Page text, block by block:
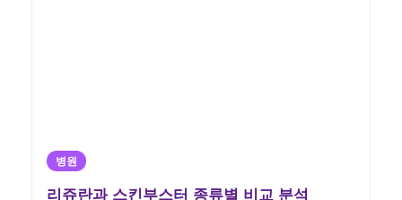
병원
리쥬란과 스킨부스터 종류별 비교 분석